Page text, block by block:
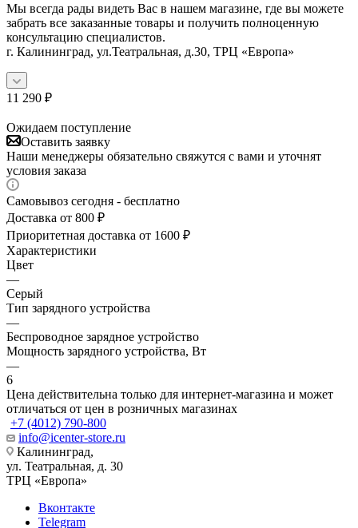
Мы всегда рады видеть Вас в нашем магазине, где вы можете
забрать все заказанные товары и получить полноценную
консультацию специалистов.
г. Калининград, ул.Театральная, д.30, ТРЦ «Европа»
11 290 ₽
Ожидаем поступление
Оставить заявку
Наши менеджеры обязательно свяжутся с вами и уточнят
условия заказа
Самовывоз сегодня - бесплатно
Доставка от 800 ₽
Приоритетная доставка от 1600 ₽
Характеристики
Цвет
—
Серый
Тип зарядного устройства
—
Беспроводное зарядное устройство
Мощность зарядного устройства, Вт
—
6
Цена действительна только для интернет-магазина и может
отличаться от цен в розничных магазинах
+7 (4012) 790-800
info@icenter-store.ru
Калининград,
ул. Театральная, д. 30
ТРЦ «Европа»
Вконтакте
Telegram